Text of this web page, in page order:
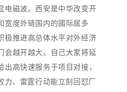
电磁波。西安是中华改变开
宽度外链国内的國际居多
极推进高总体水平对外经济
会越开越大。自己大家将延
高快速服务于项目对接，
力、雷霆行动能立刻回怼厂